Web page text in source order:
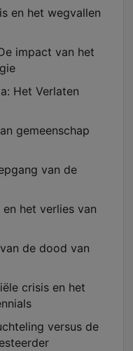
en het wegvallen
impact van het
Het Verlaten
gemeenschap
van de
het verlies van
de dood van
crisis en het
versus de